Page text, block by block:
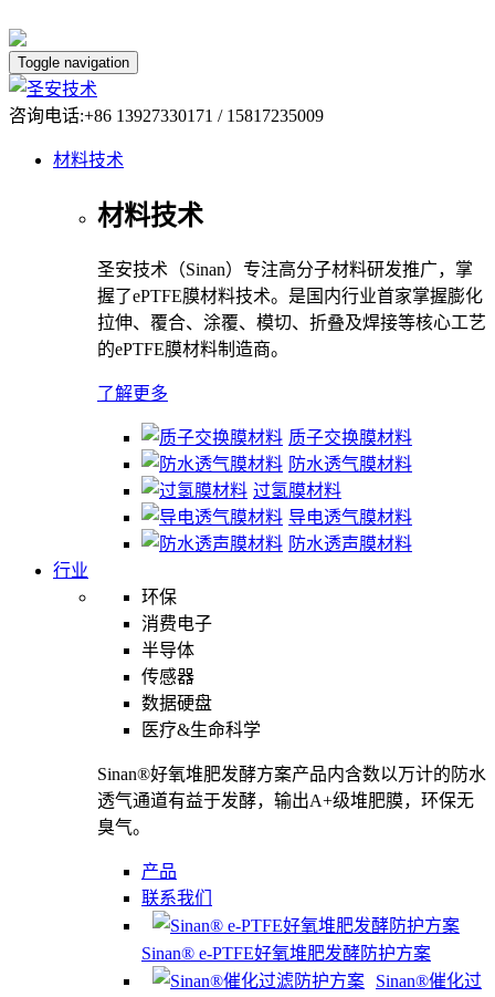
Toggle navigation
咨询电话:+86 13927330171 / 15817235009
材料技术
材料技术
圣安技术（Sinan）专注高分子材料研发推广，掌
握了ePTFE膜材料技术。是国内行业首家掌握膨化
拉伸、覆合、涂覆、模切、折叠及焊接等核心工艺
的ePTFE膜材料制造商。
了解更多
质子交换膜材料
防水透气膜材料
过氢膜材料
导电透气膜材料
防水透声膜材料
行业
环保
消费电子
半导体
传感器
数据硬盘
医疗&生命科学
Sinan®好氧堆肥发酵方案产品内含数以万计的防水
透气通道有益于发酵，输出A+级堆肥膜，环保无
臭气。
产品
联系我们
Sinan® e-PTFE好氧堆肥发酵防护方案
Sinan®催化过